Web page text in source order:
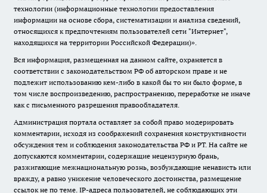
технологии (информационные технологии предоставления
информации на основе сбора, систематизации и анализа сведений,
относящихся к предпочтениям пользователей сети "Интернет",
находящихся на территории Российской Федерации)».
Вся информация, размещенная на данном сайте, охраняется в
соответствии с законодательством РФ об авторском праве и не
подлежит использованию кем-либо в какой бы то ни было форме, в
том числе воспроизведению, распространению, переработке не иначе
как с письменного разрешения правообладателя.
Администрация портала оставляет за собой право модерировать
комментарии, исходя из соображений сохранения конструктивности
обсуждения тем и соблюдения законодательства РФ и РТ. На сайте не
допускаются комментарии, содержащие нецензурную брань,
разжигающие межнациональную рознь, возбуждающие ненависть или
вражду, а равно унижение человеческого достоинства, размещение
ссылок не по теме. IP-адреса пользователей, не соблюдающих эти